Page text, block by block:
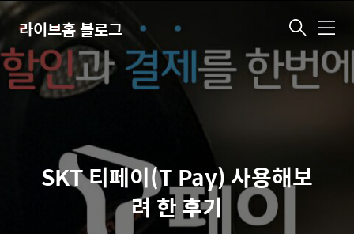
라이브홈 블로그 메
뉴
SKT 티페이(T Pay) 사용해보
려 한 후기